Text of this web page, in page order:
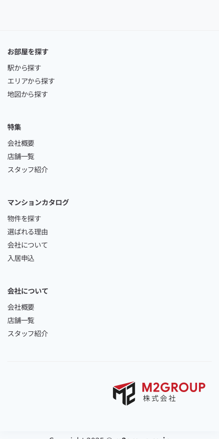
お部屋を探す
駅から探す
エリアから探す
地図から探す
特集
会社概要
店舗一覧
スタッフ紹介
マンションカタログ
物件を探す
選ばれる理由
会社について
入居申込
会社について
会社概要
店舗一覧
スタッフ紹介